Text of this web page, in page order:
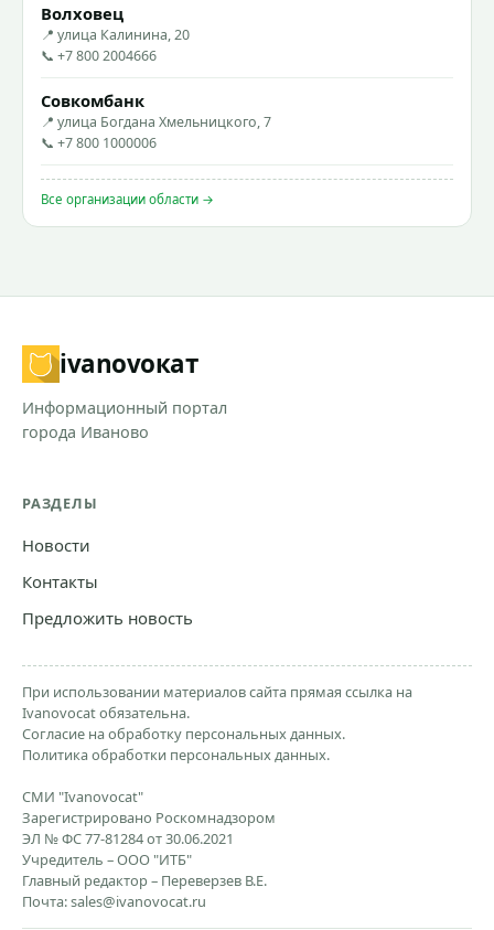
Волховец
📍 улица Калинина, 20
📞 +7 800 2004666
Совкомбанк
📍 улица Богдана Хмельницкого, 7
📞 +7 800 1000006
Все организации области →
ivanovoкат
Информационный портал
города Иваново
РАЗДЕЛЫ
Новости
Контакты
Предложить новость
При использовании материалов сайта прямая ссылка на
Ivanovocat обязательна.
Согласие на обработку персональных данных.
Политика обработки персональных данных.
СМИ "Ivanovocat"
Зарегистрировано Роскомнадзором
ЭЛ № ФС 77-81284 от 30.06.2021
Учредитель – ООО "ИТБ"
Главный редактор – Переверзев В.Е.
Почта:sales@ivanovocat.ru